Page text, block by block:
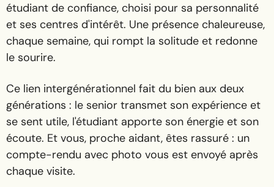
étudiant de confiance, choisi pour sa personnalité
et ses centres d'intérêt. Une présence chaleureuse,
chaque semaine, qui rompt la solitude et redonne
le sourire.
Ce lien intergénérationnel fait du bien aux deux
générations : le senior transmet son expérience et
se sent utile, l'étudiant apporte son énergie et son
écoute. Et vous, proche aidant, êtes rassuré : un
compte-rendu avec photo vous est envoyé après
chaque visite.